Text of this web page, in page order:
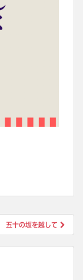
五十の坂を越して